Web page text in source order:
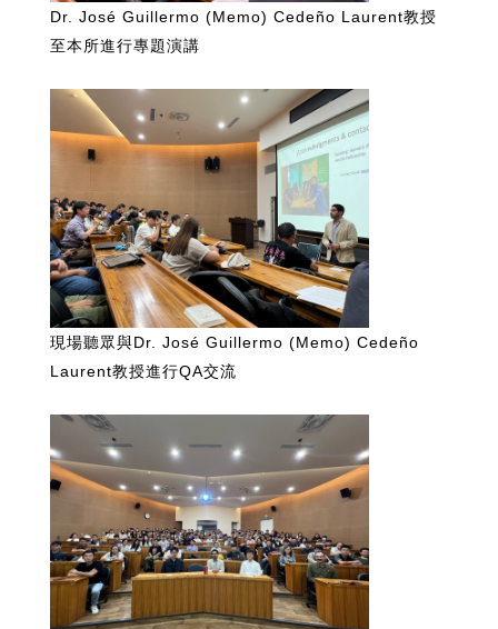
Dr. José Guillermo (Memo) Cedeño Laurent教授
至本所進行專題演講
現場聽眾與Dr. José Guillermo (Memo) Cedeño
Laurent教授進行QA交流